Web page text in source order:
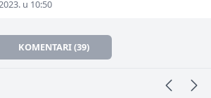
u 10:50
KOMENTARI (39)